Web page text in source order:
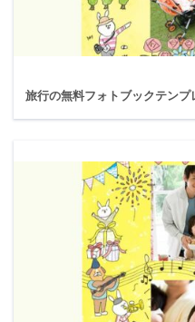
旅行の無料フォトブックテンプ